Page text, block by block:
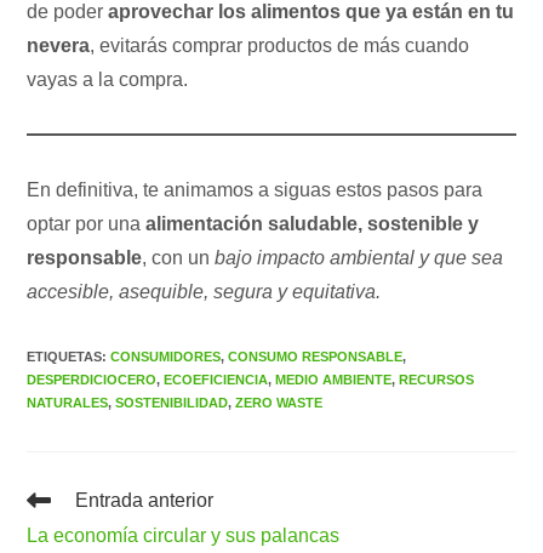
de poderaprovechar los alimentos que ya están en tu
nevera, evitarás comprar productos de más cuando
vayas a la compra.
En definitiva, te animamos a siguas estos pasos para
optar por unaalimentación saludable, sostenible y
responsable, con unbajo impacto ambiental y que sea
accesible, asequible, segura y equitativa.
ETIQUETAS:CONSUMIDORES, CONSUMO RESPONSABLE,
DESPERDICIOCERO, ECOEFICIENCIA, MEDIO AMBIENTE, RECURSOS
NATURALES, SOSTENIBILIDAD, ZERO WASTE
Leer
artículos
Entrada anterior
La economía circular y sus palancas